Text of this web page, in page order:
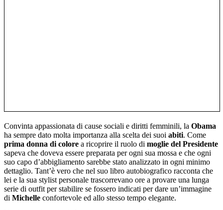
Convinta appassionata di cause sociali e diritti femminili, la Obama
ha sempre dato molta importanza alla scelta dei suoi abiti. Come
prima donna di colore a ricoprire il ruolo di moglie del Presidente
sapeva che doveva essere preparata per ogni sua mossa e che ogni
suo capo d’abbigliamento sarebbe stato analizzato in ogni minimo
dettaglio. Tant’è vero che nel suo libro autobiografico racconta che
lei e la sua stylist personale trascorrevano ore a provare una lunga
serie di outfit per stabilire se fossero indicati per dare un’immagine
di Michelle confortevole ed allo stesso tempo elegante.